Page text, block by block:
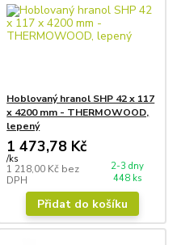
Hoblovaný hranol SHP 42 x 117
x 4200 mm - THERMOWOOD,
lepený
1 473,78 Kč
/ks
1 218,00 Kč bez
DPH
2-3 dny
448 ks
Přidat do košíku